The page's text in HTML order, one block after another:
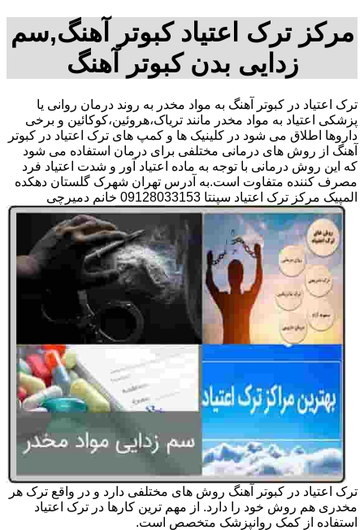
مرکز ترک اعتیاد کبوتر آهنگ,سم
زدایی بدن کبوتر آهنگ
ترک اعتیاد در کبوتر آهنگ به مواد مخدر به روند درمان روانی یا
پزشکی اعتیاد به مواد مخدر مانند تریاک،هروئین،کوکائین و برخی
داروها اطلاق می شود در کلینیک ها و کمپ های ترک اعتیاد در کبوتر
آهنگ از روش های درمانی مختلفی برای درمان استفاده می شود
که این روش درمانی با توجه به ماده اعتیاد آور و شدت اعتیاد فرد
مصرف کننده متفاوت است.به آدرس تهران شهرک گلستان دهکده
المپیک مرکز ترک اعتیاد سپنتا 09128033153 خانم دمیرچی
ترک اعتیاد در کبوتر آهنگ روش های مختلفی دارد و در واقع ترک هر
مخدری هم روش خود را دارد. از مهم ترین کارها در ترک اعتیاد
استفاده از کمک روانپزشک متخصص است.